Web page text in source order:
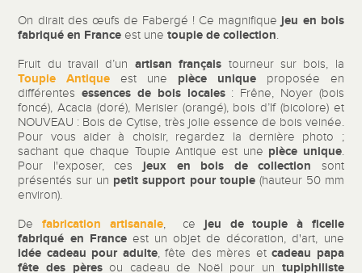
On dirait des œufs de Fabergé ! Ce magnifique jeu en bois
fabriqué en France est une toupie de collection.
Fruit du travail d’un artisan français tourneur sur bois, la
Toupie Antiqueest une pièce uniqueproposée en
différentesessences de bois locales: Frêne, Noyer (bois
foncé), Acacia (doré), Merisier (orangé), bois d’If (bicolore) et
NOUVEAU : Bois de Cytise, très jolie essence de bois veinée.
Pour vous aider à choisir, regardez la dernière photo ;
sachant que chaque Toupie Antique est une pièce unique.
Pour l'exposer, ces jeux en bois de collection sont
présentés sur un petit support pour toupie(hauteur 50 mm
environ).
Defabrication artisanale, ce jeu de toupie à ficelle
fabriqué en Franceest un objet de décoration, d'art, une
idée cadeau pour adulte, fête des mères etcadeau papa
fête des pèresou cadeau de Noël pour un tupiphiliste